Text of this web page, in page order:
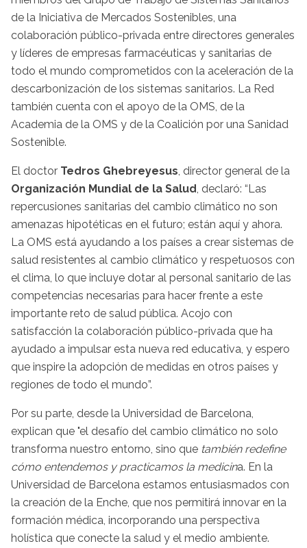
de la Iniciativa de Mercados Sostenibles, una
colaboración público-privada entre directores generales
y líderes de empresas farmacéuticas y sanitarias de
todo el mundo comprometidos con la aceleración de la
descarbonización de los sistemas sanitarios. La Red
también cuenta con el apoyo de la OMS, de la
Academia de la OMS y de la Coalición por una Sanidad
Sostenible.
El doctor Tedros Ghebreyesus, director general de la
Organización Mundial de la Salud, declaró: “Las
repercusiones sanitarias del cambio climático no son
amenazas hipotéticas en el futuro; están aquí y ahora.
La OMS está ayudando a los países a crear sistemas de
salud resistentes al cambio climático y respetuosos con
el clima, lo que incluye dotar al personal sanitario de las
competencias necesarias para hacer frente a este
importante reto de salud pública. Acojo con
satisfacción la colaboración público-privada que ha
ayudado a impulsar esta nueva red educativa, y espero
que inspire la adopción de medidas en otros países y
regiones de todo el mundo”.
Por su parte, desde la Universidad de Barcelona,
explican que "el desafío del cambio climático no solo
transforma nuestro entorno, sino que también redefine
cómo entendemos y practicamos la medicina. En la
Universidad de Barcelona estamos entusiasmados con
la creación de la Enche, que nos permitirá innovar en la
formación médica, incorporando una perspectiva
holística que conecte la salud y el medio ambiente.